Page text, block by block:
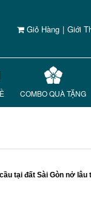
Giỏ Hàng | Giới
COMBO QUÀ TẶNG
tại đất Sài Gòn nở lâu